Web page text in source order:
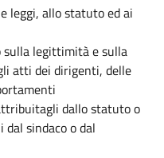
leggi, allo statuto ed ai
sulla legittimità e sulla
atti dei dirigenti, delle
dallo statuto o
sindaco o dal